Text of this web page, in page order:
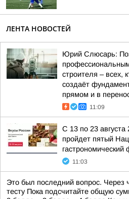
ЛЕНТА НОВОСТЕЙ
Юрий Слюсарь:
строителя – всех,
создаёт
прямом и в
11:09
С 13 по 23
пройдет пятый
11:03
Это был последний вопрос. Через
тесту Пока подсчитайте общую